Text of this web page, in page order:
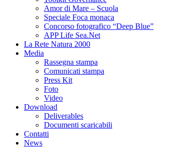
Amor di Mare – Scuola
Speciale Foca monaca
Concorso fotografico “Deep Blue”
APP Life Sea.Net
La Rete Natura 2000
Media
Rassegna stampa
Comunicati stampa
Press Kit
Foto
Video
Download
Deliverables
Documenti scaricabili
Contatti
News